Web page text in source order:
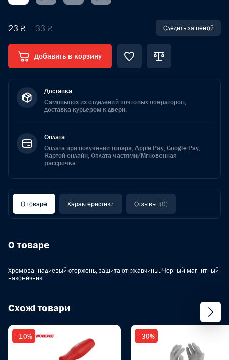
23 ₴ 33 ₴ Следить за ценой
Добавить в корзину
Доставка:
Самовывоз из отделений почтовых операторов,
доставка курьером к двери.
Оплата:
Оплата при получении товара, Apple Pay, Google Pay,
Картой онлайн, Оплата частями/Мгновенная
рассрочка.
О товаре Характеристики Отзывы (0)
О товаре
Хромованнадиевый стержень, защита от ржавчины. Черный магнитный
наконечник
Схожі товари
- 10% - 30%